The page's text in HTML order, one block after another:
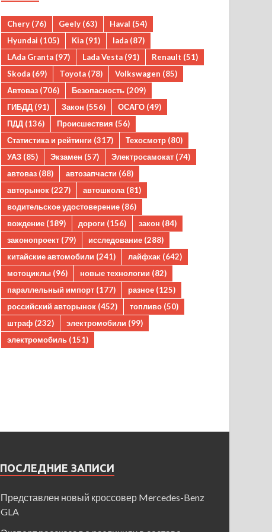
Chery (76) Geely (63) Haval (54)
Hyundai (105) Kia (91) lada (87)
LAda Granta (97) Lada Vesta (91) Renault (51)
Skoda (69) Toyota (78) Volkswagen (85)
Автоваз (706) Безопасность (209)
ГИБДД (91) Закон (556) ОСАГО (49)
ПДД (136) Происшествия (56)
Статистика и рейтинги (317) Техосмотр (80)
УАЗ (85) Экзамен (57) Электросамокат (74)
автоваз (88) автозапчасти (68)
авторынок (227) автошкола (81)
водительское удостоверение (86)
вождение (189) дороги (156) закон (84)
законопроект (79) исследование (288)
китайские автомобили (241) лайфхак (642)
мотоциклы (96) новые технологии (82)
параллельный импорт (177) разное (125)
российский авторынок (452) топливо (50)
штраф (232) электромобили (99)
электромобиль (151)
ПОСЛЕДНИЕ ЗАПИСИ
Представлен новый кроссовер Mercedes-Benz
GLA